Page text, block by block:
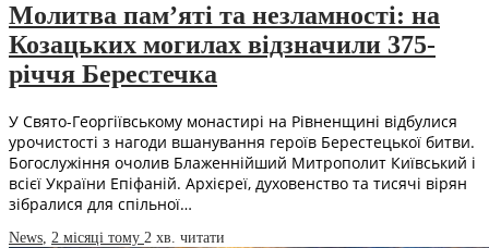
Молитва пам’яті та незламності: на
Козацьких могилах відзначили 375-
річчя Берестечка
У Свято-Георгіївському монастирі на Рівненщині відбулися
урочистості з нагоди вшанування героїв Берестецької битви.
Богослужіння очолив Блаженнійший Митрополит Київський і
всієї України Епіфаній. Архієреї, духовенство та тисячі вірян
зібралися для спільної…
News, 2 місяці тому 2 хв. читати